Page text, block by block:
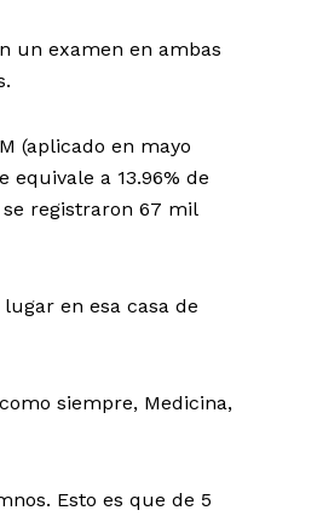
un examen en ambas
(aplicado en mayo
a 13.96% de
registraron 67 mil
en esa casa de
siempre, Medicina,
Esto es que de 5